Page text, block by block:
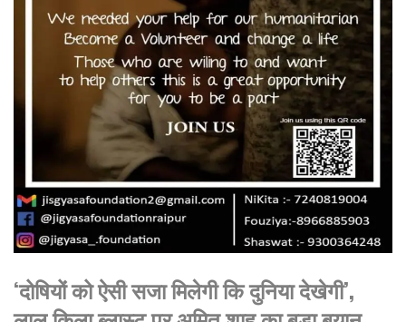
‘दोषियों को ऐसी सजा मिलेगी कि दुनिया देखेगी’,